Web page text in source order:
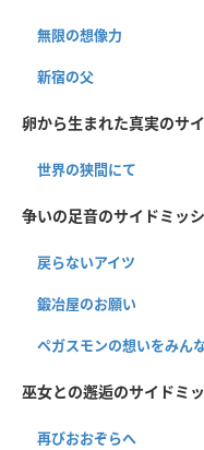
無限の想像力
新宿の父
卵から生まれた真実のサ
世界の狭間にて
争いの足音のサイドミッ
戻らないアイツ
鍛冶屋のお願い
ペガスモンの想いをみん
巫女との邂逅のサイドミ
再びおおぞらへ